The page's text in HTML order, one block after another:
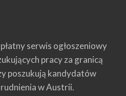
serwis ogłoszeniowy
pracy za granicą
poszukują kandydatów
w Austrii.